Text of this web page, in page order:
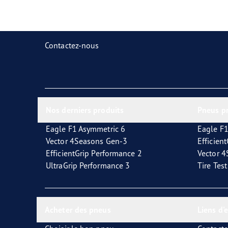
Contactez-nous
Eagle F1 Asymmetric 6
Vector 4Seasons Gen-3
EfficientGrip Performance 2
UltraGrip Performance 3
Eagle
Vector
Tire